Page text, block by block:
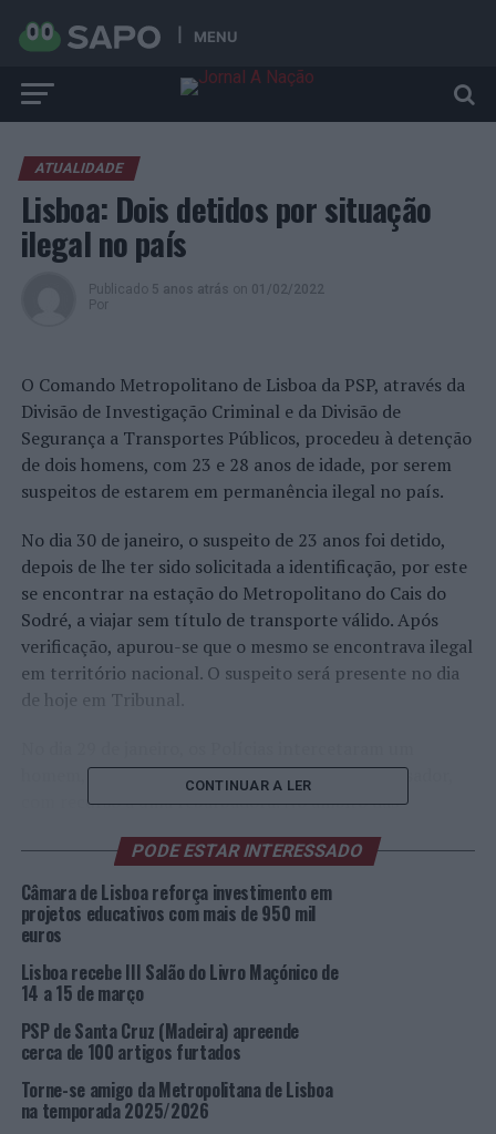
MENU
ATUALIDADE
Lisboa: Dois detidos por situação
ilegal no país
Publicado 5 anos atrás on 01/02/2022
Por
O Comando Metropolitano de Lisboa da PSP, através da
Divisão de Investigação Criminal e da Divisão de
Segurança a Transportes Públicos, procedeu à detenção
de dois homens, com 23 e 28 anos de idade, por serem
suspeitos de estarem em permanência ilegal no país.
No dia 30 de janeiro, o suspeito de 23 anos foi detido,
depois de lhe ter sido solicitada a identificação, por este
se encontrar na estação do Metropolitano do Cais do
Sodré, a viajar sem título de transporte válido. Após
verificação, apurou-se que o mesmo se encontrava ilegal
em território nacional. O suspeito será presente no dia
de hoje em Tribunal.
homem, com 28 anos de idade a furtar um catalisador,
com recurso a uma rebarbadora. No âmbito das
suspeito, que se encontrava indocumentado, não estava
autorizado a permanecer em território nacional.
Foto: DR.
TÓPICOS RELACIONADOS: CRIMINALIDADE
PRÓXIMO
Distrito de Lisboa: PSP detém grupo que se dedicava a
roubo de jovens
CONTINUAR A LER
PODE ESTAR INTERESSADO
Câmara de Lisboa reforça investimento em
projetos educativos com mais de 950 mil
euros
Lisboa recebe III Salão do Livro Maçónico de
14 a 15 de março
PSP de Santa Cruz (Madeira) apreende
cerca de 100 artigos furtados
Torne-se amigo da Metropolitana de Lisboa
na temporada 2025/2026